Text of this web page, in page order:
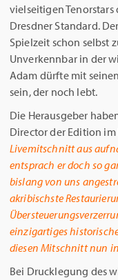
vielseitigen Tenorstars
Dresdner Standard.
Spielzeit schon selbst
Unverkennbar in der
Adam dürfte mit
sein, der noch lebt.
Die Herausgeber
Director der Edition
Livemitschnitt aus
entsprach er doch so
bislang von uns
akribischste
einzigartiges
diesen Mitschnitt nun in
Bei Drucklegung des